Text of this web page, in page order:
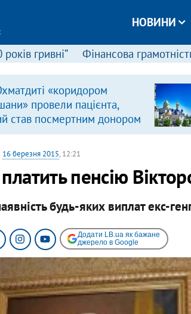
НОВИНИ
років гривні” Фінансова
Поліція отримала заяву щодо
незаконності проведення у
Почаївській лаврі хресної ходи
16 березня 2015, 12:21
пенсію
будь-яких виплат екс-
Додати LB.ua як бажане
джерело в Google